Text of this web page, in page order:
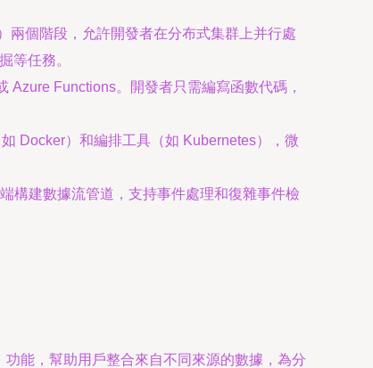
兩個階段，允許開發者在分布式集群上并行處
等任務。
Azure Functions。開發者只需編寫函數代碼，
Docker）和編排工具（如 Kubernetes），微
構建數據流管道，支持事件處理和復雜事件檢
能，幫助用戶整合來自不同來源的數據，為分